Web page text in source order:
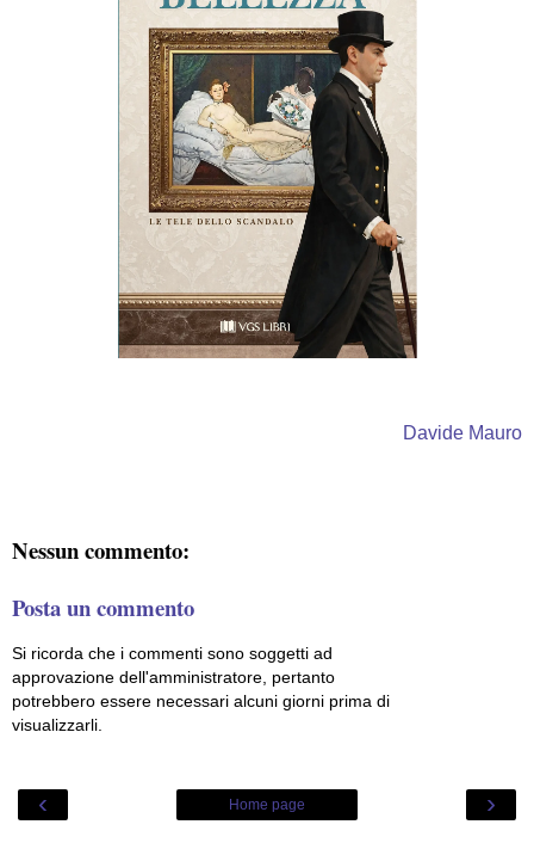
Davide Mauro
Nessun commento:
Posta un commento
Si ricorda che i commenti sono soggetti ad
approvazione dell'amministratore, pertanto
potrebbero essere necessari alcuni giorni prima di
visualizzarli.
‹ ›
Home page